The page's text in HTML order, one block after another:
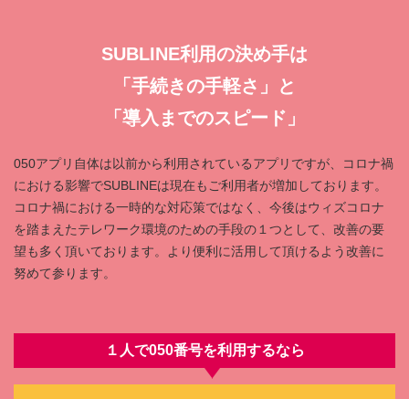
SUBLINE利⽤の決め⼿は
「⼿続きの⼿軽さ」と
「導⼊までのスピード」
050アプリ⾃体は以前から利⽤されているアプリですが、コロナ禍
における影響でSUBLINEは現在もご利⽤者が増加しております。
コロナ禍における⼀時的な対応策ではなく、今後はウィズコロナ
を踏まえたテレワーク環境のための⼿段の１つとして、改善の要
望も多く頂いております。より便利に活⽤して頂けるよう改善に
努めて参ります。
１人で050番号を利⽤するなら